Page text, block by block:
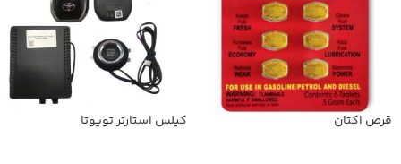
قرص اکتان کیلس استارتر تویوتا